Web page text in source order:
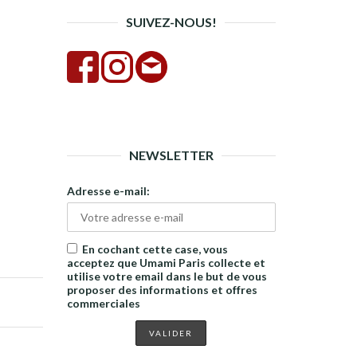
SUIVEZ-NOUS!
NEWSLETTER
Adresse e-mail:
En cochant cette case, vous
acceptez que Umami Paris collecte et
utilise votre email dans le but de vous
proposer des informations et offres
commerciales